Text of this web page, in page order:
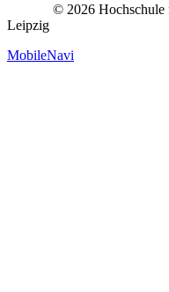
© 2026
Leipzig
MobileNavi